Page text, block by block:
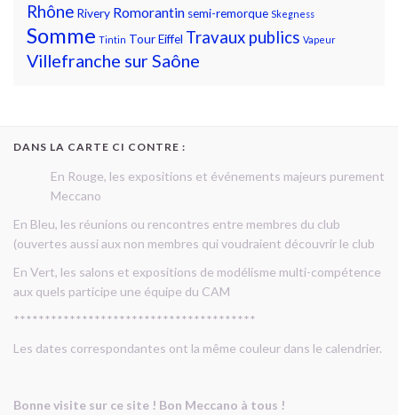
Rhône Rivery Romorantin semi-remorque Skegness
Somme Tintin Tour Eiffel Travaux publics Vapeur
Villefranche sur Saône
DANS LA CARTE CI CONTRE :
En Rouge, les expositions et événements majeurs purement
Meccano
En Bleu, les réunions ou rencontres entre membres du club
(ouvertes aussi aux non membres qui voudraient découvrir le club
En Vert, les salons et expositions de modélisme multi-compétence
aux quels participe une équipe du CAM
***************************************
Les dates correspondantes ont la même couleur dans le calendrier.
Bonne visite sur ce site ! Bon Meccano à tous !